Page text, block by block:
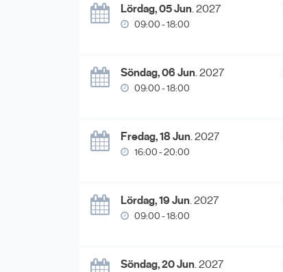
Lördag, 05 Jun. 2027
09:00 - 18:00
Söndag, 06 Jun. 2027
09:00 - 18:00
Fredag, 18 Jun. 2027
16:00 - 20:00
Lördag, 19 Jun. 2027
09:00 - 18:00
Söndag, 20 Jun. 2027